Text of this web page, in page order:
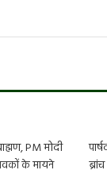
PM मोदी
के मायने